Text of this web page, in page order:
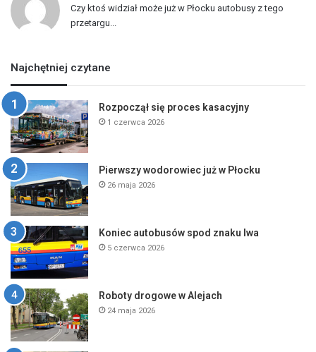
Czy ktoś widział może już w Płocku autobusy z tego
przetargu...
Najchętniej czytane
Rozpoczął się proces kasacyjny
1 czerwca 2026
Pierwszy wodorowiec już w Płocku
26 maja 2026
Koniec autobusów spod znaku lwa
5 czerwca 2026
Roboty drogowe w Alejach
24 maja 2026